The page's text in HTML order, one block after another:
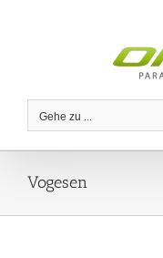
Gehe zu ...
Vogesen